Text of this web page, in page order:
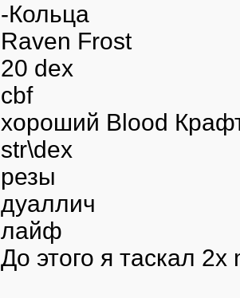
-Кольца
Raven Frost
20 dex
cbf
хороший Blood
str\dex
резы
дуаллич
лайф
До этого я таскал 2x